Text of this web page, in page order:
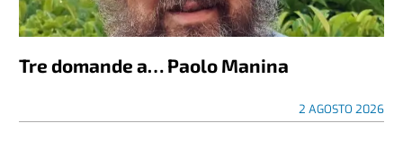
Tre domande a… Paolo Manina
2 AGOSTO 2026